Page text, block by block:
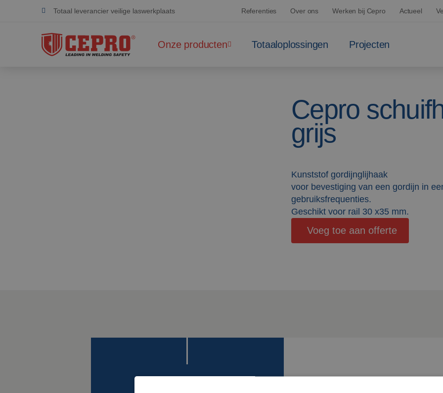
Totaal leverancier veilige laswerkplaats
Toegewijd & flexibel
Gecertificeerde producten
Referenties Over ons Werken bij Cepro Actueel
Onze producten Totaaloplossingen Projecten
Cepro
grijs
Kunststof gordijnglijhaak
voor bevestiging van een gordijn in
gebruiksfrequenties.
Geschikt voor rail 30 x35 mm.
Voeg toe aan offerte